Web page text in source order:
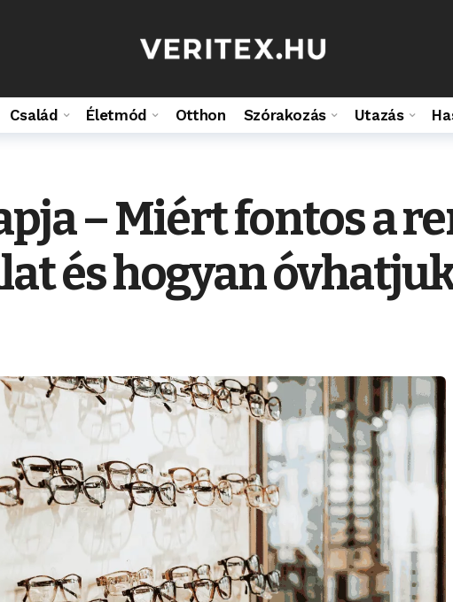
Család Életmód Otthon Szórakozás Utazás
– Miért fontos a
és hogyan